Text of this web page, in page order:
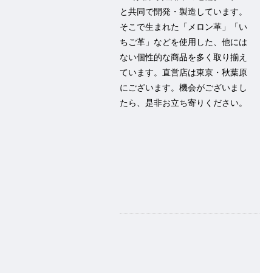
と共同で開発・製造しています。
そこで生まれた「メロン革」「い
ちご革」などを使用した、他には
ない個性的な商品を多く取り揃え
ています。直営店は東京・秋葉原
にございます。機会がございまし
たら、是非お立ち寄りください。